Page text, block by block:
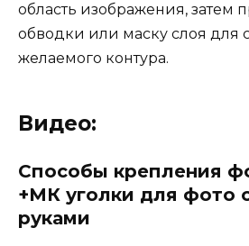
область изображения, затем
обводки или маску слоя для
желаемого контура.
Видео:
Способы крепления
+МК уголки для фото
руками